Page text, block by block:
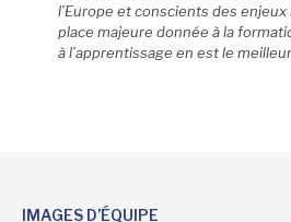
l’Europe et conscients des
place majeure donnée à la
à l’apprentissage en est le
IMAGES D’ÉQUIPE